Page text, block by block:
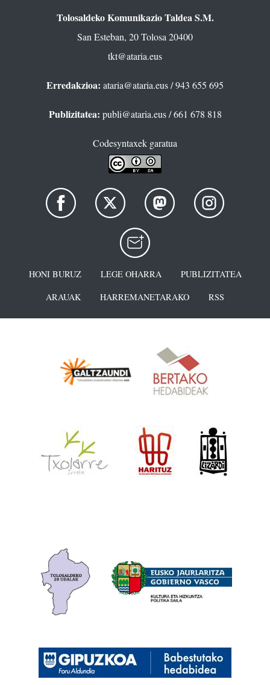
Tolosaldeko Komunikazio Taldea S.M.
San Esteban, 20 Tolosa 20400
tkt@ataria.eus
Erredakzioa: ataria@ataria.eus/ 943 655 695
Publizitatea: publi@ataria.eus/ 661 678 818
Codesyntaxek garatua
HONI BURUZ LEGE OHARRA
PUBLIZITATEA
ARAUAK
HARREMANETARAKO RSS